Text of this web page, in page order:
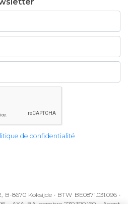
de confidentialité
8670 Koksijde • BTW BE0871.031.096 •